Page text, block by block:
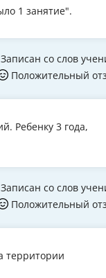
1 занятие".
Записан со слов
Положительный
Ребенку 3 года,
Записан со слов
Положительный
территории